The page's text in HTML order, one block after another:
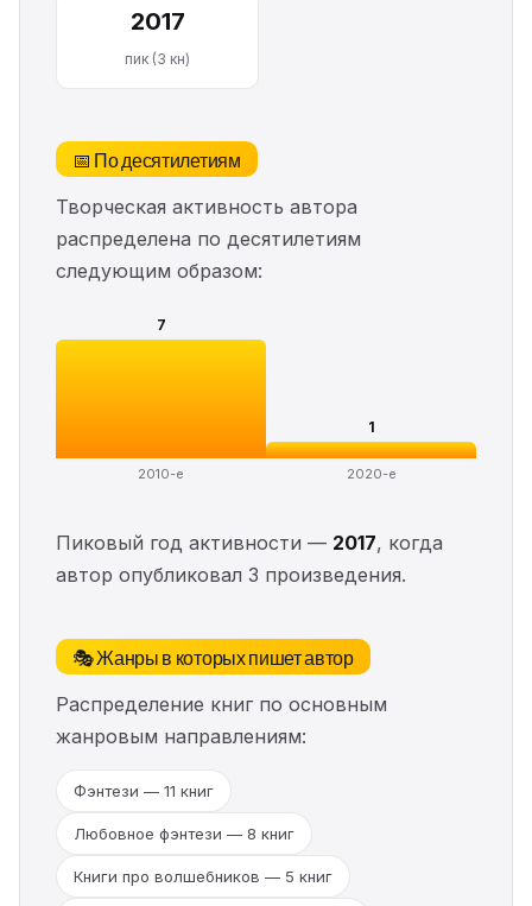
2017
пик (3 кн)
📅 По десятилетиям
Творческая активность автора
распределена по десятилетиям
следующим образом:
7
2010-е
1
2020-е
Пиковый год активности — 2017, когда
автор опубликовал 3 произведения.
🎭 Жанры в которых пишет автор
Распределение книг по основным
жанровым направлениям:
Фэнтези — 11 книг
Любовное фэнтези — 8 книг
Книги про волшебников — 5 книг